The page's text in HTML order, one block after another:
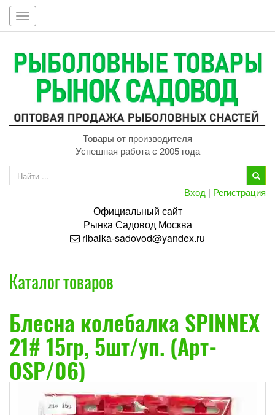
Toggle
navigation
Товары от производителя
Успешная работа с 2005 года
Вход | Регистрация
Официальный сайт
РынкаСадовод Москва
ribalka-sadovod@yandex.ru
Каталог товаров
Блесна колебалка SPINNEX
21# 15гр, 5шт/уп. (Арт-
OSP/06)